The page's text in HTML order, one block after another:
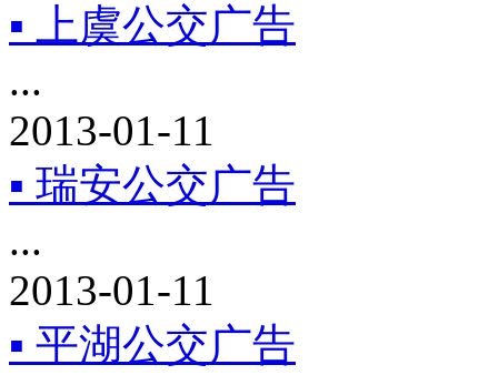
▪ 上虞公交广告
...
2013-01-11
▪ 瑞安公交广告
...
2013-01-11
▪ 平湖公交广告